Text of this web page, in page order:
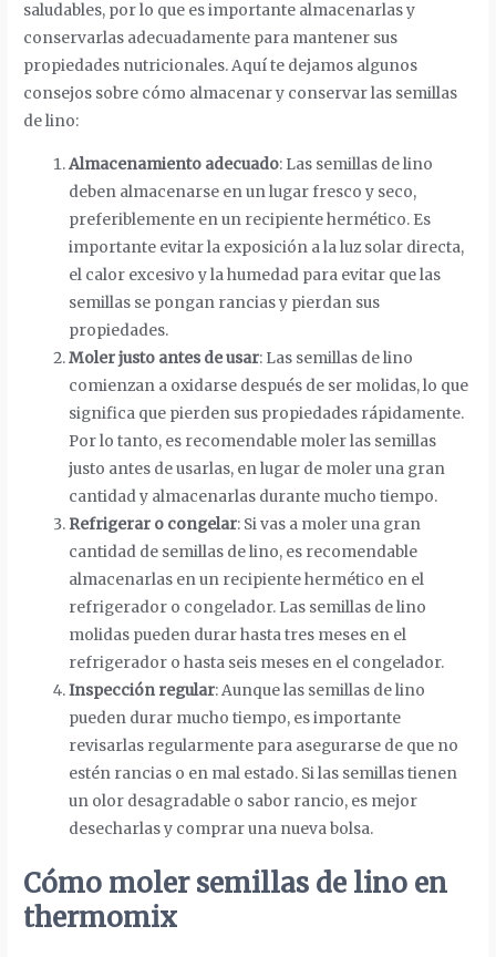
saludables, por lo que es importante almacenarlas y
conservarlas adecuadamente para mantener sus
propiedades nutricionales. Aquí te dejamos algunos
consejos sobre cómo almacenar y conservar las semillas
de lino:
Almacenamiento adecuado: Las semillas de lino
deben almacenarse en un lugar fresco y seco,
preferiblemente en un recipiente hermético. Es
importante evitar la exposición a la luz solar directa,
el calor excesivo y la humedad para evitar que las
semillas se pongan rancias y pierdan sus
propiedades.
Moler justo antes de usar: Las semillas de lino
comienzan a oxidarse después de ser molidas, lo que
significa que pierden sus propiedades rápidamente.
Por lo tanto, es recomendable moler las semillas
justo antes de usarlas, en lugar de moler una gran
cantidad y almacenarlas durante mucho tiempo.
Refrigerar o congelar: Si vas a moler una gran
cantidad de semillas de lino, es recomendable
almacenarlas en un recipiente hermético en el
refrigerador o congelador. Las semillas de lino
molidas pueden durar hasta tres meses en el
refrigerador o hasta seis meses en el congelador.
Inspección regular: Aunque las semillas de lino
pueden durar mucho tiempo, es importante
revisarlas regularmente para asegurarse de que no
estén rancias o en mal estado. Si las semillas tienen
un olor desagradable o sabor rancio, es mejor
desecharlas y comprar una nueva bolsa.
Cómo moler semillas de lino en
thermomix